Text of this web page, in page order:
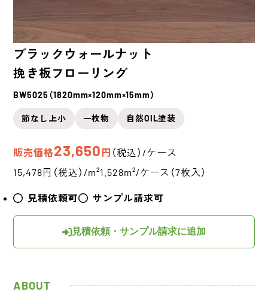
ブラックウォールナット
挽き板フローリング
BW5025（1820mm×120mm×15mm）
節なし上小 一枚物 自然OIL塗装
販売価格23,650 円 （税込）/ケース
15,478円（税込）/m²1.528m²/ケース（7枚入）
見積依頼可 サンプル請求可
見積依頼・サンプル請求に追加
ABOUT